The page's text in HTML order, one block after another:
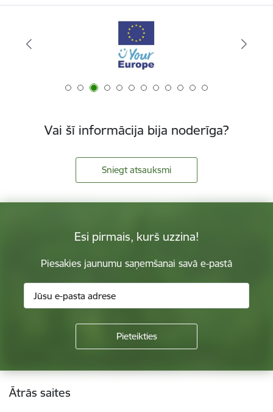
Vai šī informācija bija noderīga?
Sniegt atsauksmi
Esi pirmais, kurš uzzina!
Piesakies jaunumu saņemšanai savā e-pastā
Kājene
Ātrās saites